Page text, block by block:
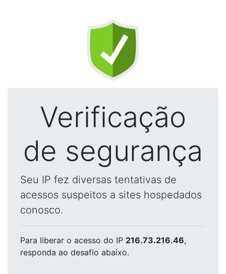
Verificação
de segurança
Seu IP fez diversas tentativas de
acessos suspeitos a sites hospedados
conosco.
Para liberar o acesso do IP 216.73.216.46,
responda ao desafio abaixo.